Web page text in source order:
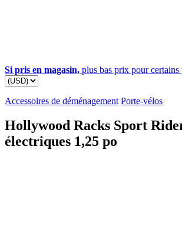
Si pris en magasin, plus bas prix pour certains
Accessoires de déménagement Porte-vélos
Hollywood Racks Sport
électriques 1,25 po